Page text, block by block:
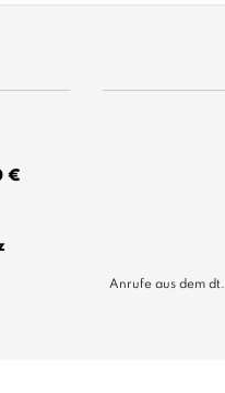
€
Anrufe aus dem